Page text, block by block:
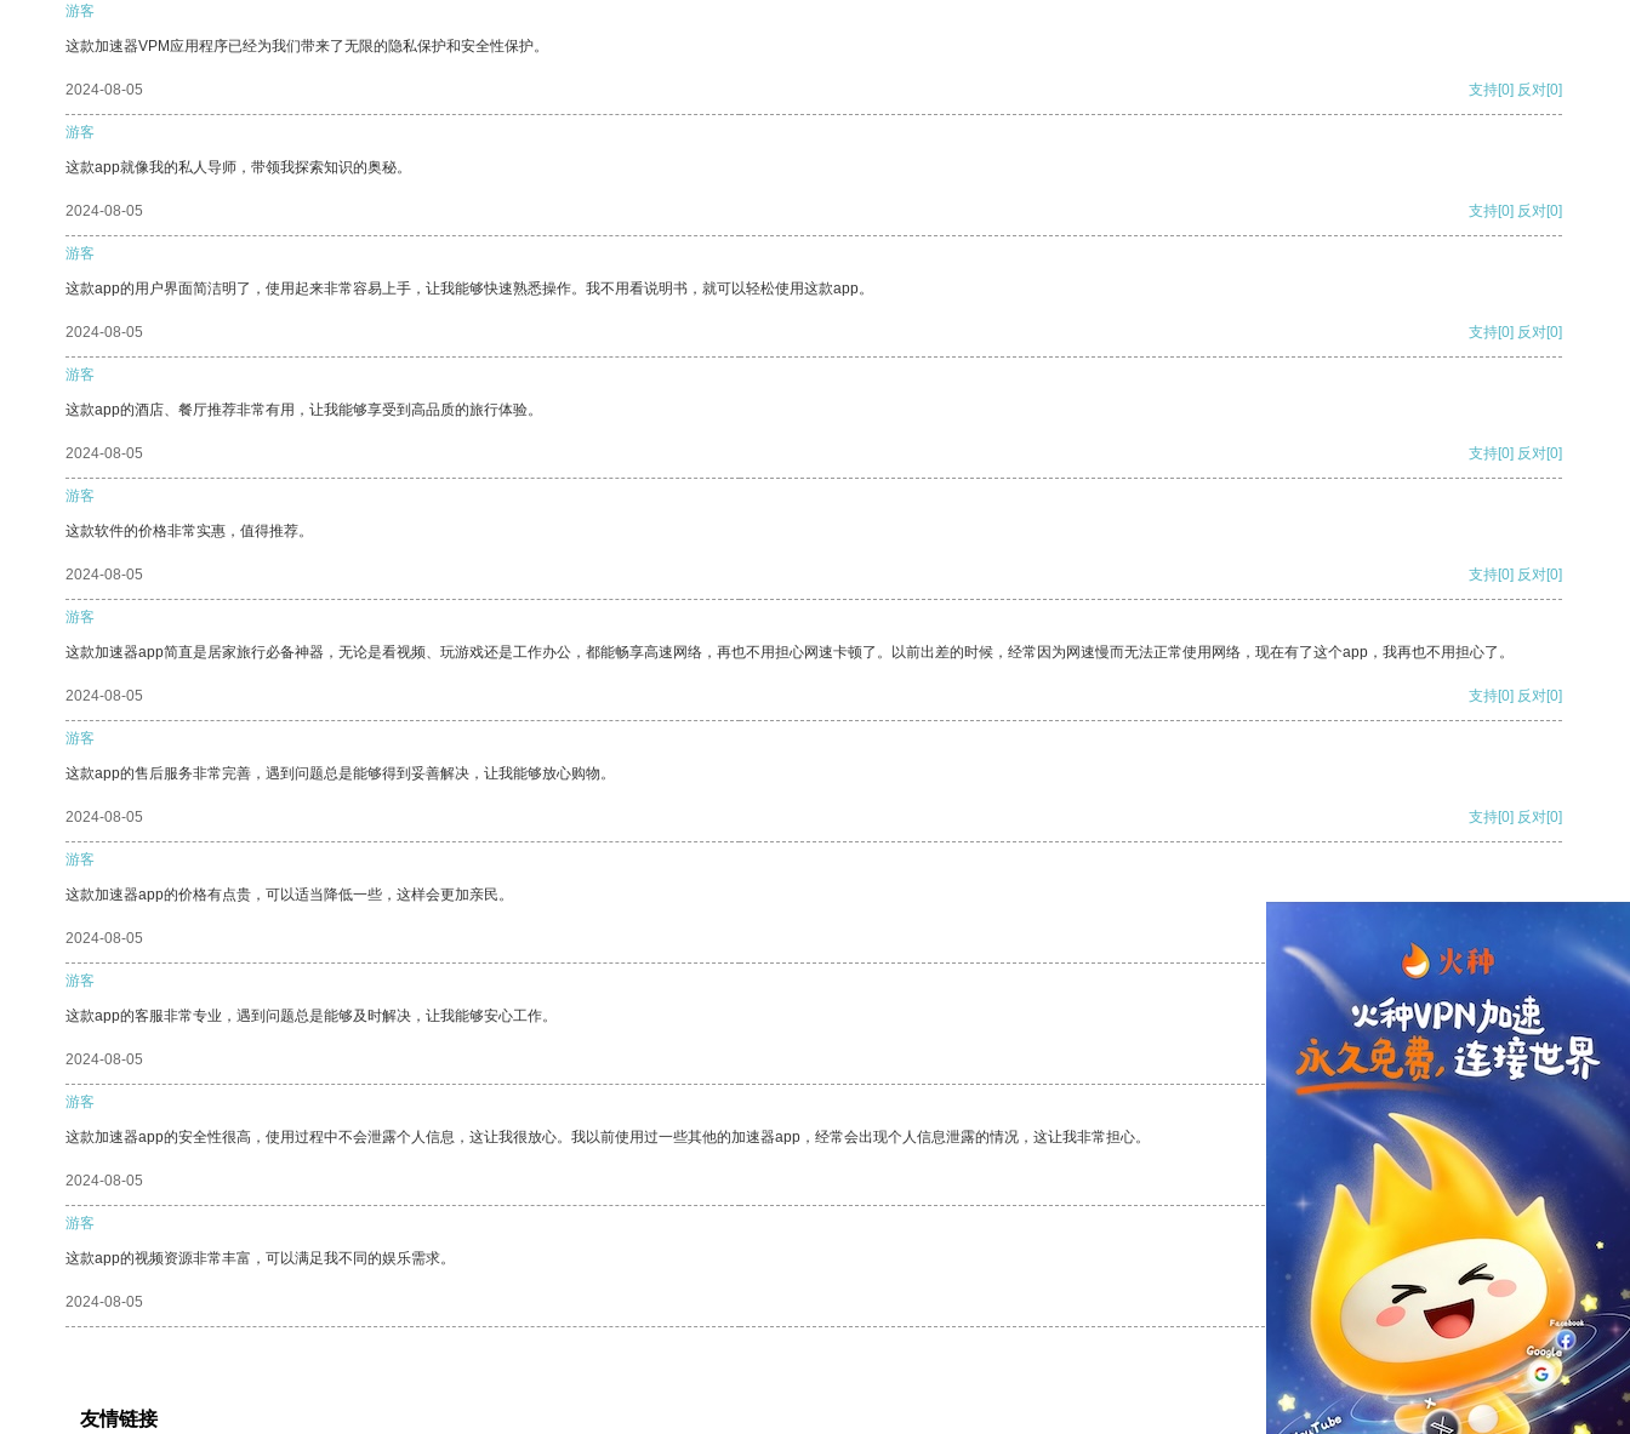
游客
这款加速器VPM应用程序已经为我们带来了无限的隐私保护和安全性保护。
2024-08-05 支持[0] 反对[0]
游客
这款app就像我的私人导师，带领我探索知识的奥秘。
2024-08-05 支持[0] 反对[0]
游客
这款app的用户界面简洁明了，使用起来非常容易上手，让我能够快速熟悉操作。我不用看说明书，就可以轻松使用这款app。
2024-08-05 支持[0] 反对[0]
游客
这款app的酒店、餐厅推荐非常有用，让我能够享受到高品质的旅行体验。
2024-08-05 支持[0] 反对[0]
游客
这款软件的价格非常实惠，值得推荐。
2024-08-05 支持[0] 反对[0]
游客
这款加速器app简直是居家旅行必备神器，无论是看视频、玩游戏还是工作办公，都能畅享高速网络，再也不用担心网速卡顿了。以前出差的时候，经常因为网速慢而无法正常使用网络，现在有了这个app，我再也不用担心了。
2024-08-05 支持[0] 反对[0]
游客
这款app的售后服务非常完善，遇到问题总是能够得到妥善解决，让我能够放心购物。
2024-08-05 支持[0] 反对[0]
游客
这款加速器app的价格有点贵，可以适当降低一些，这样会更加亲民。
2024-08-05
游客
这款app的客服非常专业，遇到问题总是能够及时解决，让我能够安心工作。
2024-08-05 支持 [0] 反对[0]
游客
这款加速器app的安全性很高，使用过程中不会泄露个人信息，这让我很放心。我以前使用过一些其他的加速器app，经常会出现个人信息泄露的情况，这让我非常担心。
2024-08-05 支持[0] 反对
游客
这款app的视频资源非常丰富，可以满足我不同的娱乐需求。
2024-08-05 支持[0] 反对[0]
友情链接